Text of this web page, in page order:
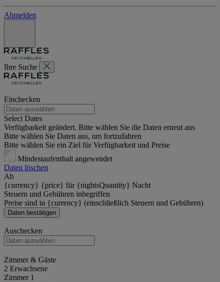
Abmelden
Ihre Suche
Einchecken
Select Dates
Verfügbarkeit geändert. Bitte wählen Sie die Daten erneut aus
Bitte wählen Sie Daten aus, um fortzufahren
Bitte wählen Sie ein Ziel für Verfügbarkeit und Preise
Mindestaufenthalt angewendet
Daten löschen
Ab
{currency} {price} für {nightsQuantity} Nacht
Steuern und Gebühren inbegriffen
Preise sind in {currency} (einschließlich Steuern und Gebühren)
Daten bestätigen
Auschecken
Zimmer & Gäste
2 Erwachsene
Zimmer 1